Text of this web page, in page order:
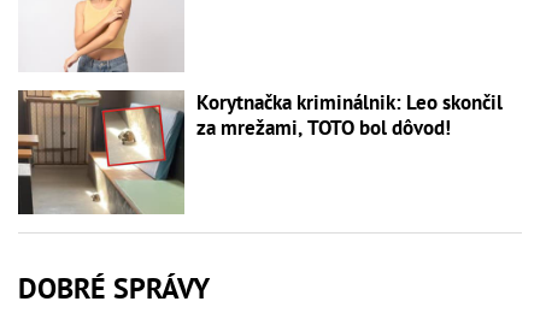
Korytnačka kriminálnik: Leo skončil
za mrežami, TOTO bol dôvod!
DOBRÉ SPRÁVY